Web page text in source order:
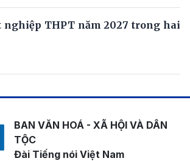
THPT năm 2027 trong hai
BAN VĂN HOÁ - XÃ HỘI VÀ DÂN
TỘC
Đài Tiếng nói Việt Nam